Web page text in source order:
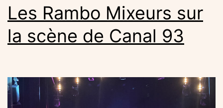
sous
le
la
Les Rambo Mixeurs sur
la scène de Canal 93